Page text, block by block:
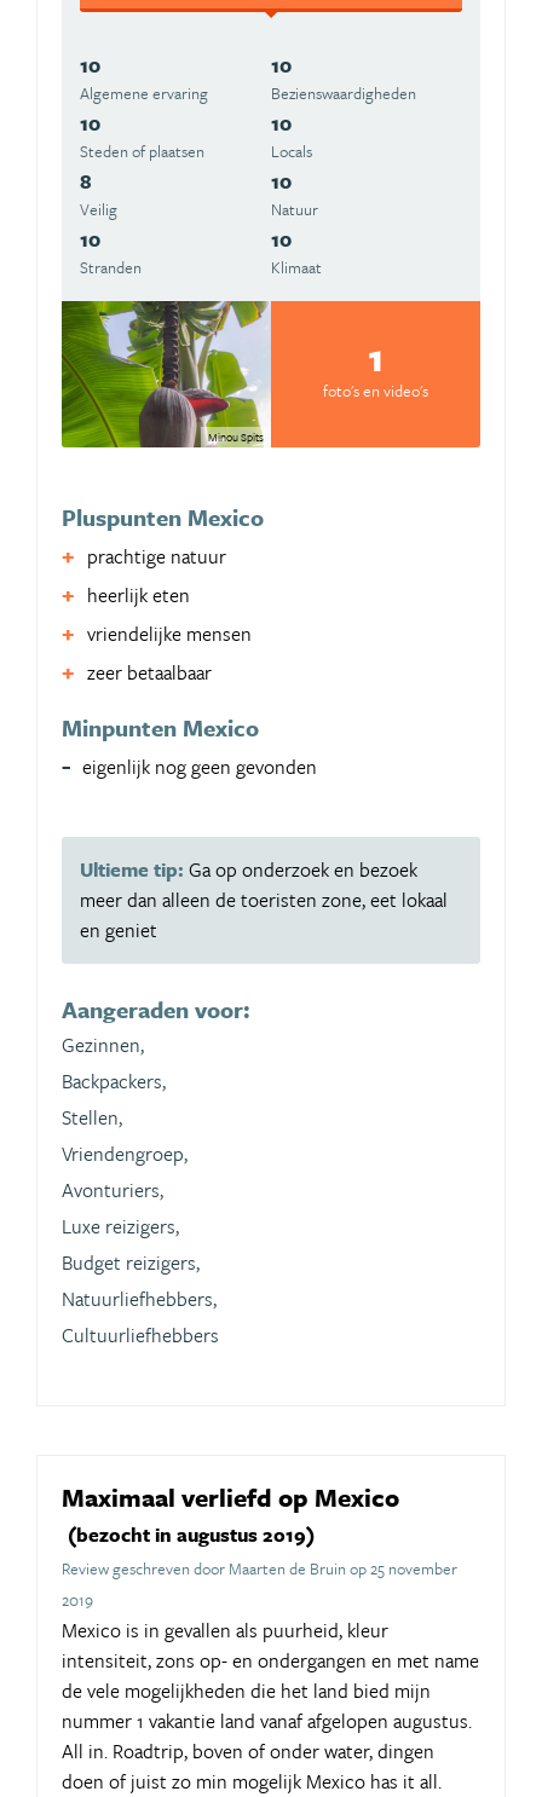
10
Algemene ervaring
10
Beziens­waardigheden
10
Steden of plaatsen
10
Locals
8
Veilig
10
Natuur
10
Stranden
10
Klimaat
Minou Spits
1
foto's en video's
Pluspunten Mexico
prachtige natuur
heerlijk eten
vriendelijke mensen
zeer betaalbaar
Minpunten Mexico
eigenlijk nog geen gevonden
Ultieme tip: Ga op onderzoek en bezoek
meer dan alleen de toeristen zone, eet lokaal
en geniet
Aangeraden voor:
Gezinnen,
Backpackers,
Stellen,
Vriendengroep,
Avonturiers,
Luxe reizigers,
Budget reizigers,
Natuurliefhebbers,
Cultuurliefhebbers
Maximaal verliefd op Mexico
(bezocht in augustus 2019)
Review geschreven door Maarten de Bruin op 25 november
2019
Mexico is in gevallen als puurheid, kleur
intensiteit, zons op- en ondergangen en met name
de vele mogelijkheden die het land bied mijn
nummer 1 vakantie land vanaf afgelopen augustus.
All in. Roadtrip, boven of onder water, dingen
doen of juist zo min mogelijk Mexico has it all.